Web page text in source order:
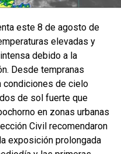
este 8 de agosto de
elevadas y
debido a la
Desde tempranas
condiciones de cielo
de sol fuerte que
en zonas urbanas
Civil recomendaron
exposición prolongada